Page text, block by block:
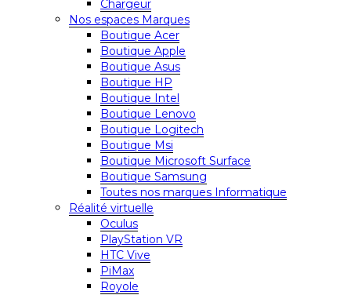
Chargeur
Nos espaces Marques
Boutique Acer
Boutique Apple
Boutique Asus
Boutique HP
Boutique Intel
Boutique Lenovo
Boutique Logitech
Boutique Msi
Boutique Microsoft Surface
Boutique Samsung
Toutes nos marques Informatique
Réalité virtuelle
Oculus
PlayStation VR
HTC Vive
PiMax
Royole